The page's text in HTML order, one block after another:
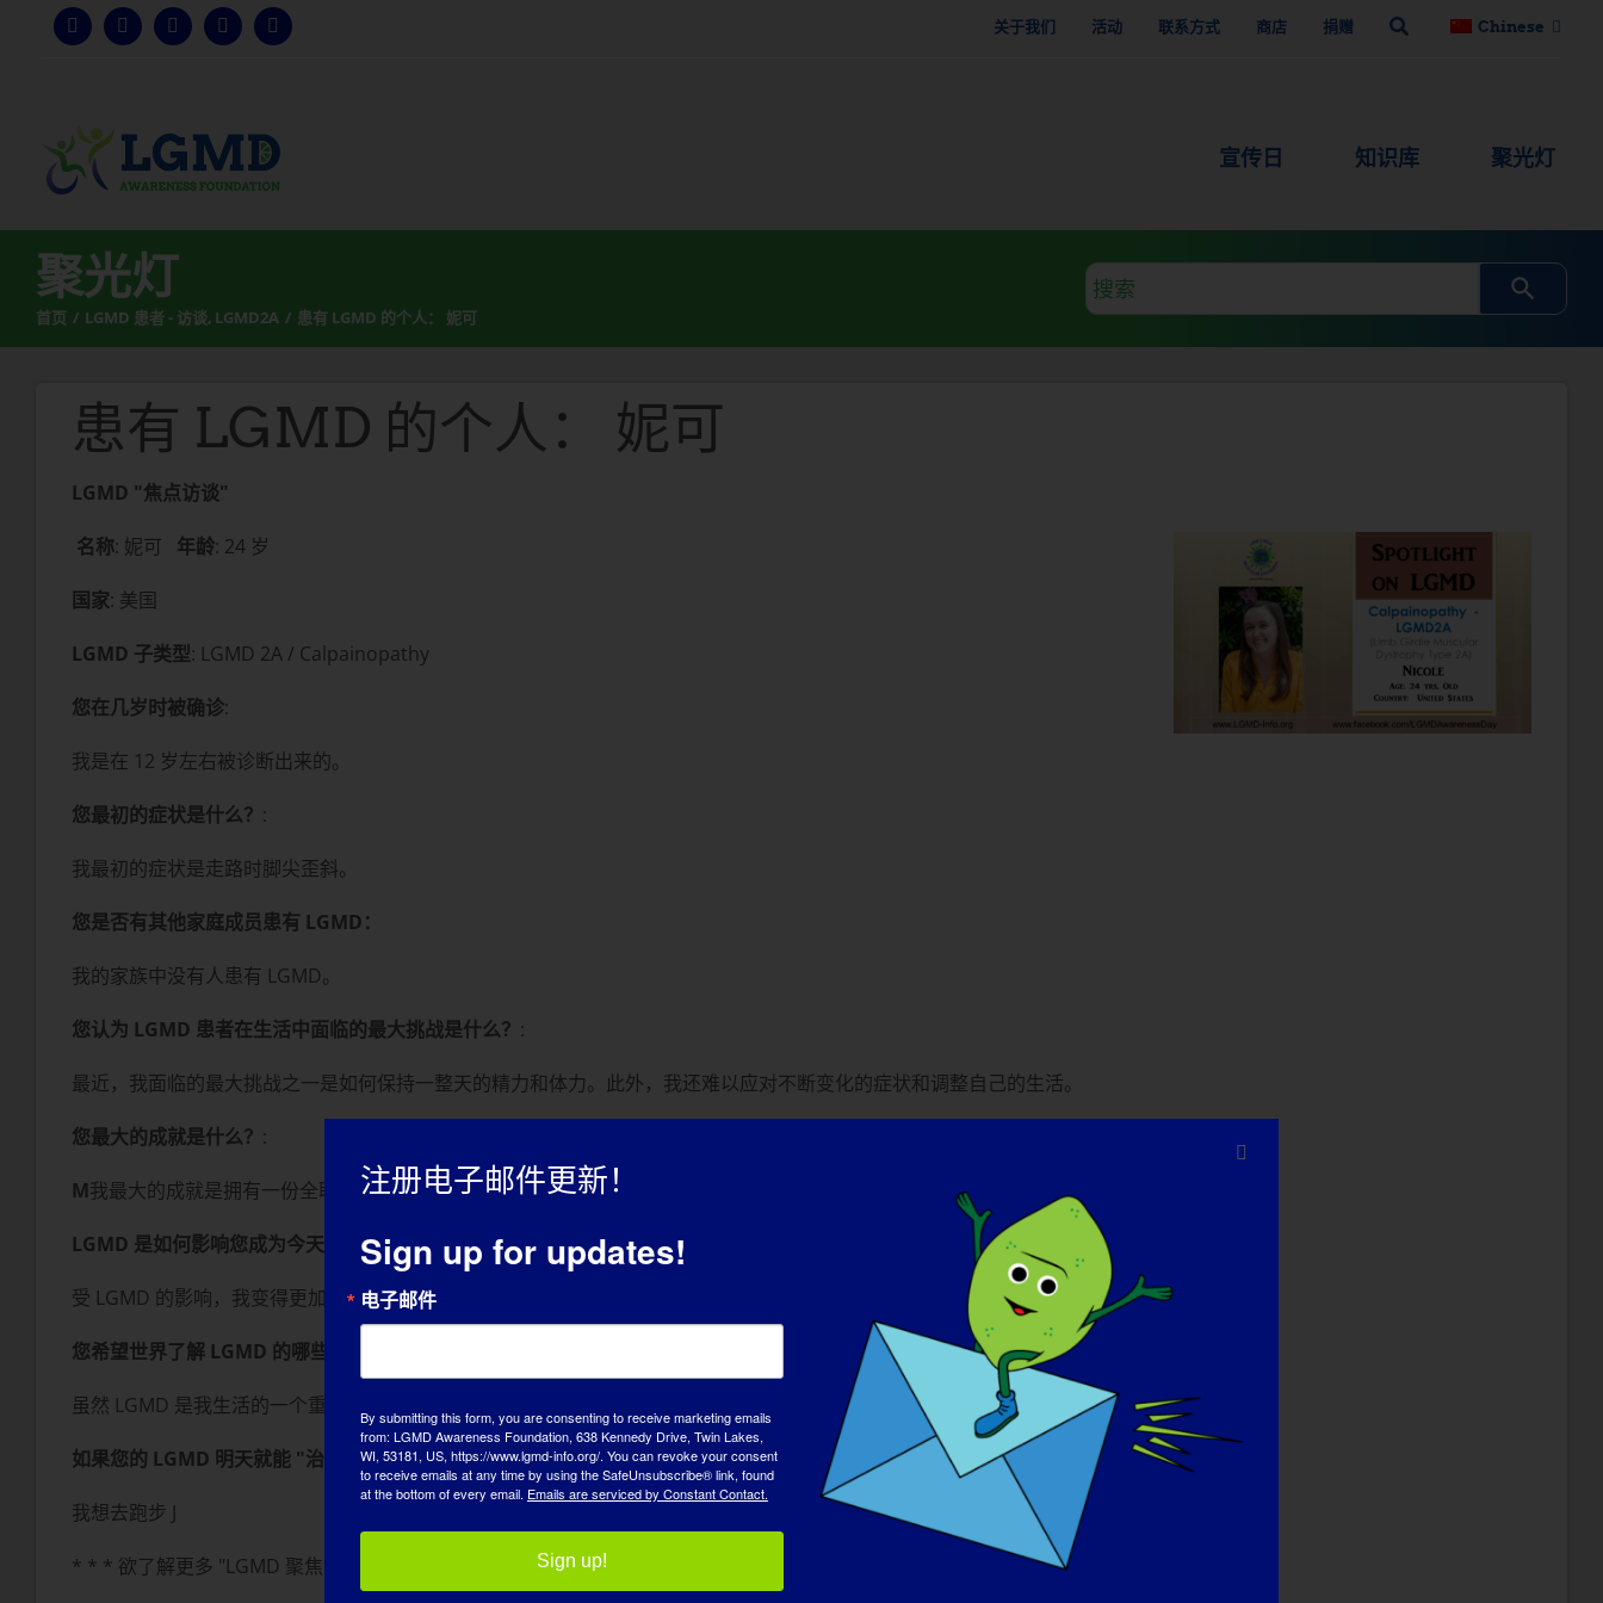
关于我们 活动 联系方式 商店 捐赠 Chinese
宣传日 知识库 聚光灯
聚光灯
首页 LGMD 患者 - 访谈 LGMD2A 患有 LGMD 的个人： 妮可
搜
索
查
患有 LGMD 的个人： 妮可
LGMD "焦点访谈"
名称: 妮可 年龄: 24 岁
国家: 美国
LGMD 子类型: LGMD 2A / Calpainopathy
您在几岁时被确诊:
我是在 12 岁左右被诊断出来的。
您最初的症状是什么？ :
我最初的症状是走路时脚尖歪斜。
您是否有其他家庭成员患有 LGMD：
我的家族中没有人患有 LGMD。
您认为 LGMD 患者在生活中面临的最大挑战是什么？ :
最近，我面临的最大挑战之一是如何保持一整天的精力和体力。此外，我还难以应对不断变化的症状和调整自己的生活。
您最大的成就是什么？ :
M我最大的成就是拥有一份全职工作，每周工作 40 小时（虽然很累！）。
LGMD 是如何影响您成为今天的自己的？
受 LGMD 的影响，我变得更加富有同情心和理解力。我认为，没有 LGMD 就没有现在的我，这让我心怀感激！
您希望世界了解 LGMD 的哪些方面？
虽然 LGMD 是我生活的一个重要部分，但它并不是唯一的部分。我并不以身患残疾为耻，但我的生活远不止于此。
如果您的 LGMD 明天就能 "治愈"，您首先想做的是什么？:
我想去跑步 J
* * * 欲了解更多 "LGMD 聚焦访谈 "或自愿参加即将举行的访谈，请访问我们的网站 https://www.lgmd-info.org/spotlight-interviews
注册电子邮件更新！
Sign up for updates!
电子邮件
By submitting this form, you are consenting to receive marketing emails
from: LGMD Awareness Foundation, 638 Kennedy Drive, Twin Lakes,
WI, 53181, US, https://www.lgmd-info.org/. You can revoke your consent
to receive emails at any time by using the SafeUnsubscribe® link, found
at the bottom of every email. Emails are serviced by Constant Contact.
Sign up!